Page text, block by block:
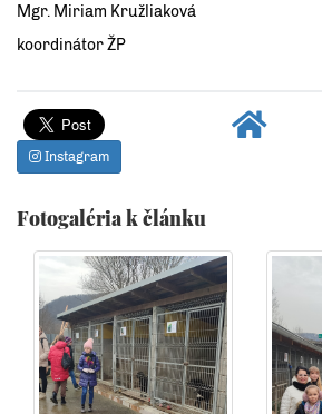
Mgr. Miriam Kružliaková
koordinátor ŽP
Instagram
Fotogaléria k článku